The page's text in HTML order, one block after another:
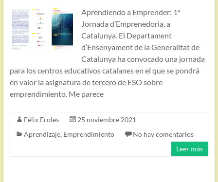
Aprendiendo a Emprender: 1ª
Jornada d’Emprenedoria, a
Catalunya. El Departament
d’Ensenyament de la Generalitat de
Catalunya ha convocado una jornada
para los centros educativos catalanes en el que se pondrá
en valor la asignatura de tercero de ESO sobre
emprendimiento. Me parece
Félix Eroles
25 noviembre 2021
Aprendizaje, Emprendimiento
No hay comentarios
Leer más